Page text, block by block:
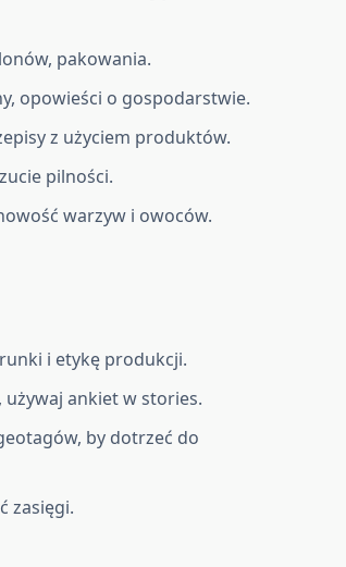
pakowania.
opowieści o gospodarstwie.
z użyciem produktów.
pilności.
warzyw i owoców.
i etykę produkcji.
ankiet w stories.
by dotrzeć do
zasięgi.